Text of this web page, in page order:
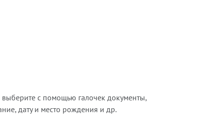
с помощью галочек документы,
дату и место рождения и др.